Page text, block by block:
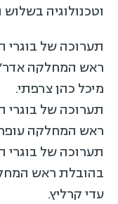
וטכנולוגיה
תערוכה של בוגרי
ראש המחלקה
מיכל כהן צרפתי.
תערוכה של בוגרי
ראש המחלקה עופר
תערוכה של
בהובלת ראש
עדי קרליץ.